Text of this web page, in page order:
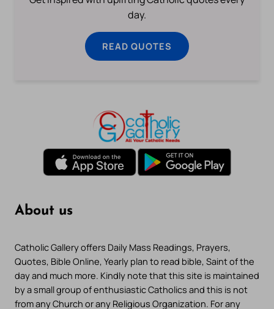
day.
READ QUOTES
About us
Catholic Gallery offers Daily Mass Readings, Prayers,
Quotes, Bible Online, Yearly plan to read bible, Saint of the
day and much more. Kindly note that this site is maintained
by a small group of enthusiastic Catholics and this is not
from any Church or any Religious Organization. For any